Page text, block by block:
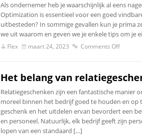
Als ondernemer heb je waarschijnlijk al eens
Optimization is essentieel voor een goed
uitbesteden? In sommige gevallen kun je prima
we uit waarom en geven we je enkele tips om je
Flex maart 24, 2023 Comments Off
Het belang van
Relatiegeschenken zijn een fantastische manier
moreel binnen het bedrijf goed te houden en op
geschenk en het uitdelen ervan bevordert een
en personeel. Natuurlijk, elk bedrijf geeft zijn
lopen van een standaard […]